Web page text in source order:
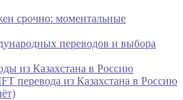
срочно: моментальные
переводов и выбора
из Казахстана в Россию
перевода из Казахстана в Россию